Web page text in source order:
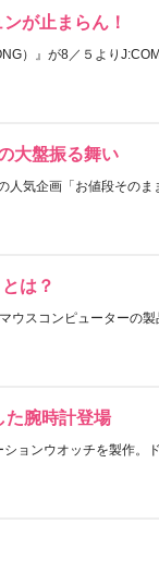
が止まらん！
）』が8／５より
大盤振る舞い
人気企画「お値段そのま
は？
ウスコンピューターの製
た腕時計登場
ョンウオッチを製作。